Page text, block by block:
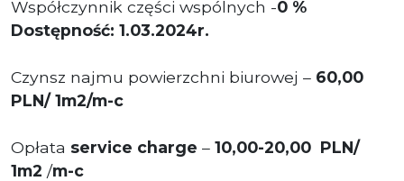
Współczynnik części wspólnych -0 %
Dostępność: 1.03.2024r.
Czynsz najmu powierzchni biurowej – 60,00
PLN/ 1m2/m-c
Opłata service charge – 10,00-20,00 PLN/
1m2 /m-c